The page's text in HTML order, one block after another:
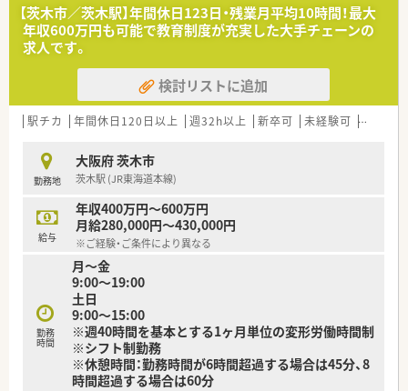
■地域に根ざした質の高い医療サービスを継続して提供するた
めの定期採用であり、将来を見据えて共に成長できる方を急募し
ています。
■患者様とのコミュニケーションを大切にし、処方元との良好な
関係性を築きながら業務に取り組める誠実な人物像を求めてお
■未経験やブランクがある方でも、大手ならではの教育システム
を活用して、一から専門性を身につけたいという意欲的な方を歓
【法人特徴について】
■全国に722店舗を展開する業界屈指の大手チェーンであり、
95％がマンツーマン出店のため処方元との深い連携が大きな強
みです。
■JR西日本やローソンとのコラボ店舗開発など、調剤薬局の枠
を超えた戦略的な事業展開を積極的に行っている先進的な企業
です。
■「教育のクオール」と評されるほど研修制度に注力しており、5
年先や10年先も第一線で活躍できる薬剤師の育成を掲げていま
す。
【茨木市／茨木駅】年間休日123日・残業月平均10時間！最大
年収600万円も可能で教育制度が充実した大手チェーンの
求人です。
検討リストに追加
駅チカ 年間休日120日以上 週32h以上 新卒可 未経験可 ブラン
勤務地
大阪府 茨木市
茨木駅 (JR東海道本線)
給与
年収400万円～600万円
月給280,000円～430,000円
※ご経験・ご条件により異なる
勤務
時間
月～金
9:00～19:00
土日
9:00～15:00
※週40時間を基本とする1ヶ月単位の変形労働時間制
※シフト制勤務
※休憩時間：勤務時間が6時間超過する場合は45分、8
時間超過する場合は60分